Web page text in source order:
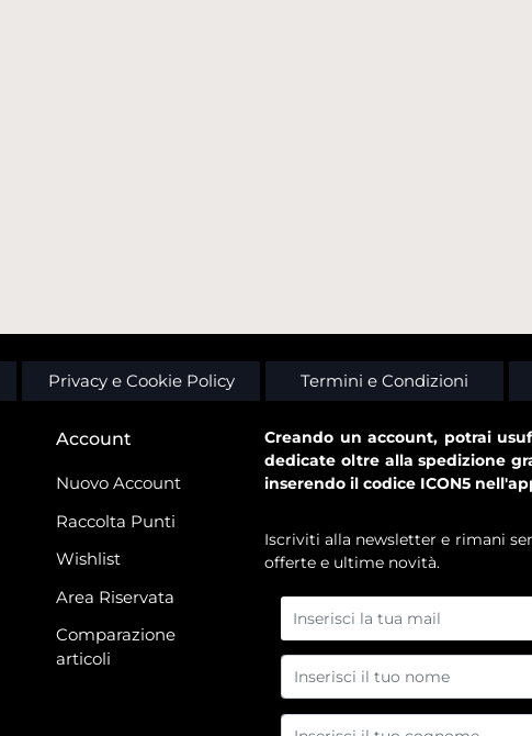
Privacy e Cookie Policy Termini e Condizioni
Account
Nuovo Account
Raccolta Punti
Wishlist
Area Riservata
Comparazione
articoli
Creando un account, potrai
dedicate oltre alla spedizione
inserendo il codice ICON5
Iscriviti alla newsletter e rimani
offerte e ultime novità.